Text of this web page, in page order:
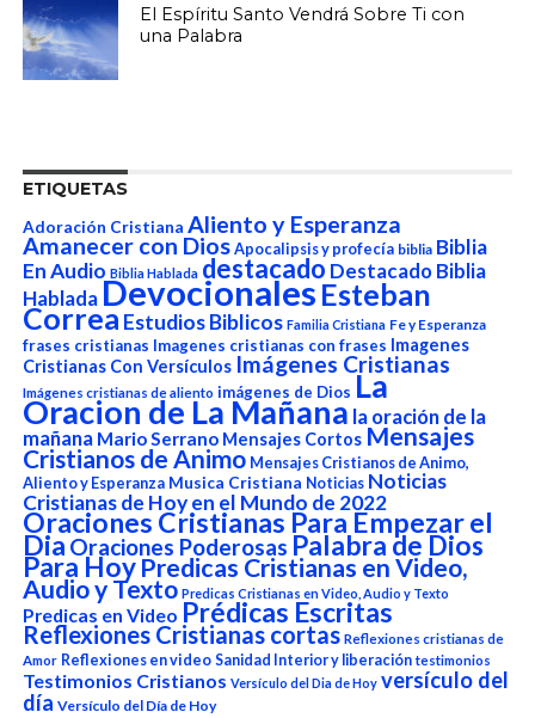
El Espíritu Santo Vendrá Sobre Ti con
una Palabra
ETIQUETAS
Adoración Cristiana Aliento y Esperanza
Amanecer con Dios Apocalipsis y profecía biblia Biblia
En Audio Biblia Hablada destacado Destacado Biblia
HabladaDevocionalesEsteban
Correa Estudios Biblicos Familia Cristiana Fe y Esperanza
frases cristianas Imagenes cristianas con frases Imagenes
Cristianas Con Versículos Imágenes Cristianas
Imágenes cristianas de aliento imágenes de Dios La
Oracion de La Mañana la oración de la
mañana Mario Serrano Mensajes Cortos Mensajes
Cristianos de Animo Mensajes Cristianos de Animo,
Aliento y Esperanza Musica Cristiana Noticias Noticias
Cristianas de Hoy en el Mundo de 2022
Oraciones Cristianas Para Empezar el
Dia Oraciones Poderosas Palabra de Dios
Para Hoy Predicas Cristianas en Video,
Audio y Texto Predicas Cristianas en Video, Audio y Texto
Predicas en Video Prédicas Escritas
Reflexiones Cristianas cortas Reflexiones cristianas de
Amor Reflexiones en video Sanidad Interior y liberación testimonios
Testimonios Cristianos Versículo del Dia de Hoy versículo del
día Versículo del Día de Hoy